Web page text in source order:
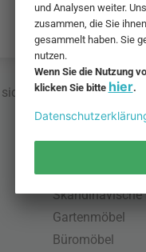
inklusive MwSt. und
Skandinavische
Gartenmöbel
Büromöbel